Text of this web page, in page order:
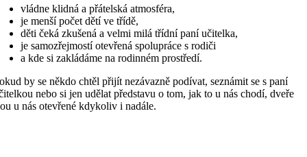
vládne klidná a přátelská atmosféra,
je menší počet dětí ve třídě,
děti čeká zkušená a velmi milá třídní paní učitelka,
je samozřejmostí otevřená spolupráce s rodiči
a kde si zakládáme na rodinném prostředí.
by se někdo chtěl přijít nezávazně podívat, seznámit se s paní
nebo si jen udělat představu o tom, jak to u nás chodí, dveře
u nás otevřené kdykoliv i nadále.